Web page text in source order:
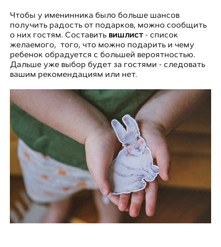
Чтобы у именинника было больше шансов
получить радость от подарков, можно сообщить
о них гостям. Составить вишлист- список
желаемого, того, что можно подарить и чему
ребенок обрадуется с большей вероятностью.
Дальше уже выбор будет за гостями - следовать
вашим рекомендациям или нет.